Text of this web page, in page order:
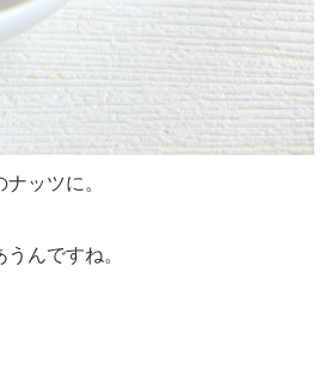
ッツに。
んですね。